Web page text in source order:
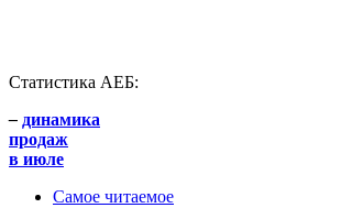
Статистика АЕБ:
– динамика
продаж
в июле
Самое читаемое